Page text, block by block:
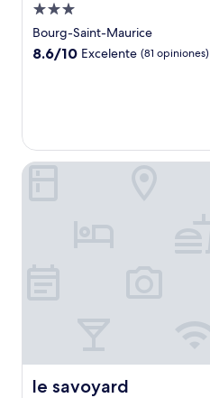
Propiedad
de
3.0
Bourg-Saint-Maurice
8.6
8.6/10 Excelente (81 opiniones)
le savoyard
le savoyard
le savoyard